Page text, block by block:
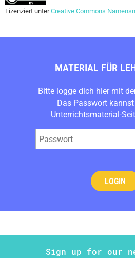
Lizenziert unterCreative Commons
MATERIAL FÜR
Bitte logge dich hier mit
Das Passwort
Unterrichtsmaterial -
Sign up for our